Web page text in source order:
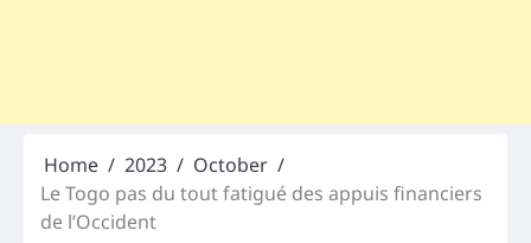
Home 2023
October
Le Togo pas du tout fatigué des appuis financiers
de l’Occident